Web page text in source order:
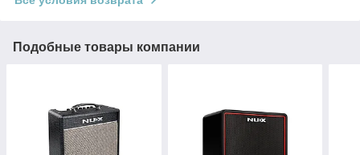
Подобные товары компании